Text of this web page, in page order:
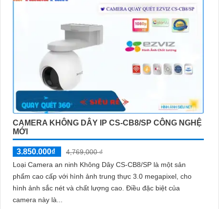
CAMERA KHÔNG DÂY IP CS-CB8/SP CÔNG NGHỆ
MỚI
3.850.000₫
4,769,000 ₫
Loại Camera an ninh Không Dây CS-CB8/SP là một sản
phẩm cao cấp với hình ảnh trung thực 3.0 megapixel, cho
hình ảnh sắc nét và chất lượng cao. Điều đặc biệt của
camera này là...